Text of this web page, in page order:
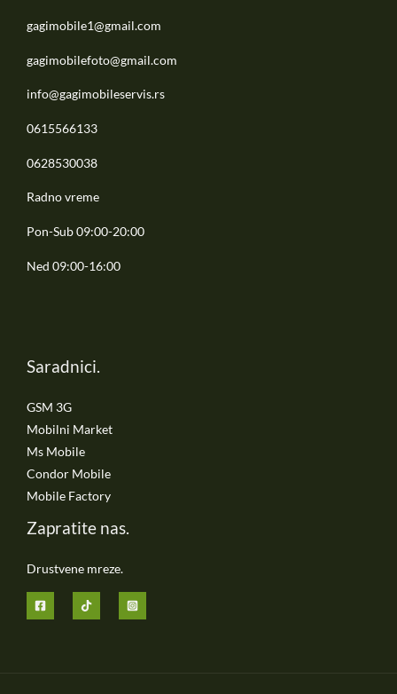
gagimobile1@gmail.com
gagimobilefoto@gmail.com
info@gagimobileservis.rs
0615566133
0628530038
Radno vreme
Pon-Sub 09:00-20:00
Ned 09:00-16:00
Saradnici.
GSM 3G
Mobilni Market
Ms Mobile
Condor Mobile
Mobile Factory
Zapratite nas.
Drustvene mreze.